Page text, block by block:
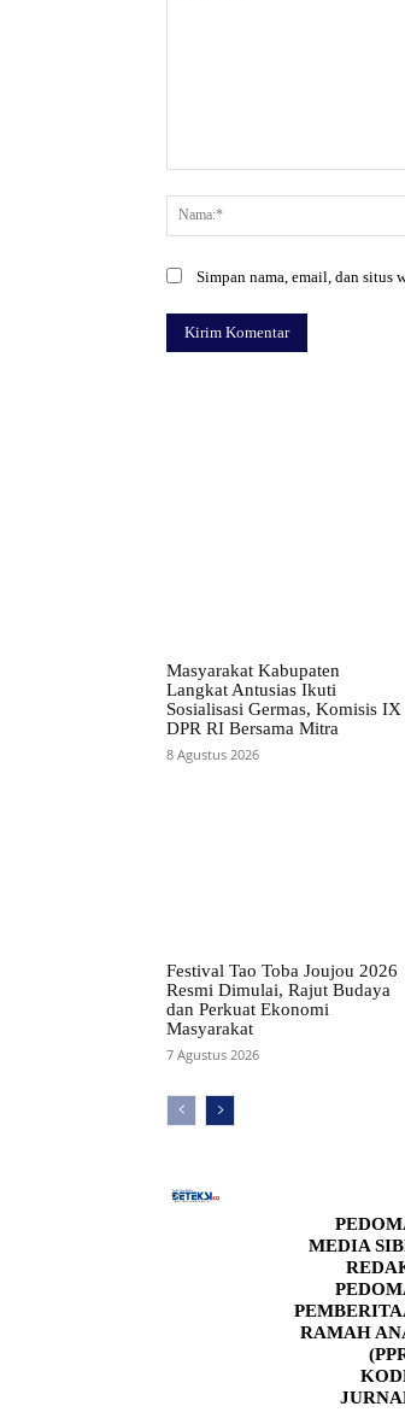
Simpan nama, email, dan situs
Masyarakat Kabupaten
Langkat Antusias Ikuti
Sosialisasi Germas, Komisis IX
DPR RI Bersama Mitra
8 Agustus 2026
Festival Tao Toba Joujou 2026
Resmi Dimulai, Rajut Budaya
dan Perkuat Ekonomi
Masyarakat
7 Agustus 2026
MEDIA
RAMAH